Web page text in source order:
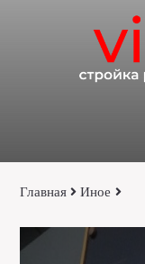
Главная Иное